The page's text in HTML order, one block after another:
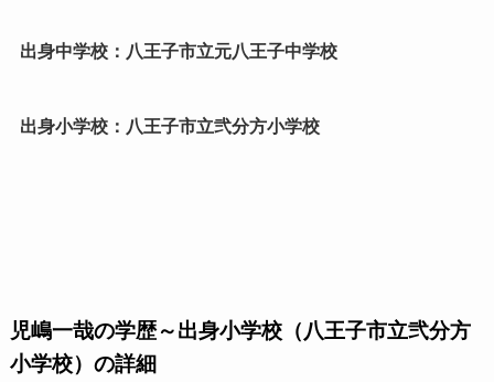
出身中学校：八王子市立元八王子中学校
出身小学校：八王子市立弐分方小学校
児嶋一哉の学歴～出身小学校（八王子市立弐分方
小学校）の詳細